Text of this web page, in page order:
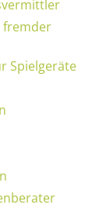
fremder
Spielgeräte